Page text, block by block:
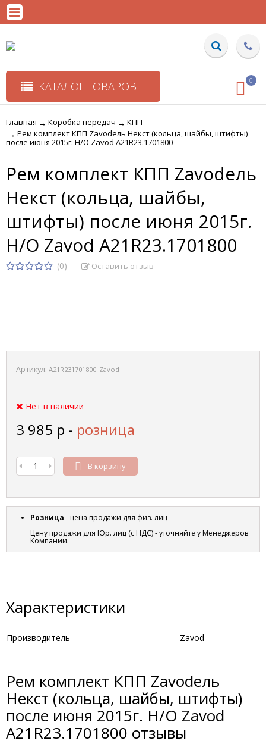
КАТАЛОГ ТОВАРОВ 0
Главная → Коробка передач → КПП
→ Рем комплект КПП Zavodель Некст (кольца, шайбы, штифты)
после июня 2015г. Н/О Zavod A21R23.1701800
Рем комплект КПП Zavodель
Некст (кольца, шайбы,
штифты) после июня 2015г.
Н/О Zavod A21R23.1701800
(0) Оставить отзыв
Артикул: A21R231701800_Zavod
Нет в наличии
3 985 р - розница
В корзину
Розница - цена продажи для физ. лиц
Цену продажи для Юр. лиц (с НДС) - уточняйте у Менеджеров
Компании.
Характеристики
Производитель Zavod
Рем комплект КПП Zavodель
Некст (кольца, шайбы, штифты)
после июня 2015г. Н/О Zavod
A21R23.1701800 отзывы